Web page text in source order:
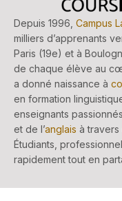
Depuis 1996, Campus
milliers d’apprenants
Paris (19e) et à
de chaque élève au
a donné naissance à
en formation
enseignants
et de l’anglais à travers
Étudiants,
rapidement tout en